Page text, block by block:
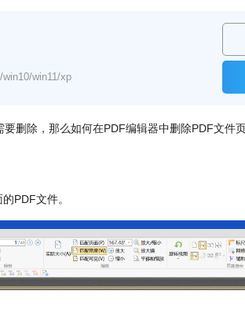
win11/xp
删除，那么如何在PDF编辑器中删除PDF文件
PDF文件。